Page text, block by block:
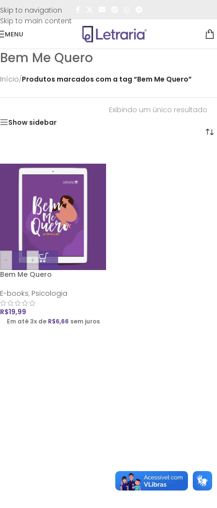
Skip to navigation
Skip to main content
FRETE GRÁTIS
MENU
Bem Me Quero
Início/Produtos marcados com a tag “Bem Me Quero”
Show sidebar
Exibindo um único resultado
-
+
Bem Me Quero
E-books, Psicologia
R$19,99
Em até 3x de R$6,66 sem juros